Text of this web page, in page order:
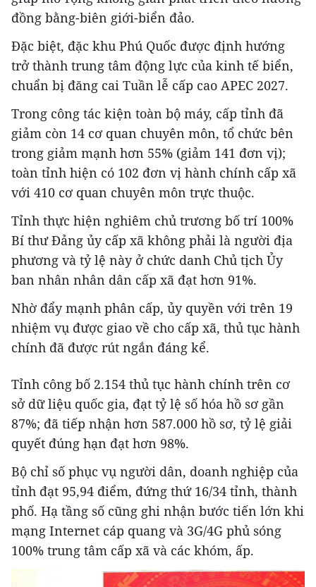
đồng bằng-biên giới-biển đảo.
Đặc biệt, đặc khu Phú Quốc được định hướng
trở thành trung tâm động lực của kinh tế biển,
chuẩn bị đăng cai Tuần lễ cấp cao APEC 2027.
Trong công tác kiện toàn bộ máy, cấp tỉnh đã
giảm còn 14 cơ quan chuyên môn, tổ chức bên
trong giảm mạnh hơn 55% (giảm 141 đơn vị);
toàn tỉnh hiện có 102 đơn vị hành chính cấp xã
với 410 cơ quan chuyên môn trực thuộc.
Tỉnh thực hiện nghiêm chủ trương bố trí 100%
Bí thư Đảng ủy cấp xã không phải là người địa
phương và tỷ lệ này ở chức danh Chủ tịch Ủy
ban nhân nhân dân cấp xã đạt hơn 91%.
Nhờ đẩy mạnh phân cấp, ủy quyền với trên 19
nhiệm vụ được giao về cho cấp xã, thủ tục hành
chính đã được rút ngắn đáng kể.
Tỉnh công bố 2.154 thủ tục hành chính trên cơ
sở dữ liệu quốc gia, đạt tỷ lệ số hóa hồ sơ gần
87%; đã tiếp nhận hơn 587.000 hồ sơ, tỷ lệ giải
quyết đúng hạn đạt hơn 98%.
Bộ chỉ số phục vụ người dân, doanh nghiệp của
tỉnh đạt 95,94 điểm, đứng thứ 16/34 tỉnh, thành
phố. Hạ tầng số cũng ghi nhận bước tiến lớn khi
mạng Internet cáp quang và 3G/4G phủ sóng
100% trung tâm cấp xã và các khóm, ấp.